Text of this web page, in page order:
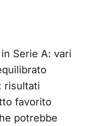
Serie A: vari
risultati
favorito
potrebbe